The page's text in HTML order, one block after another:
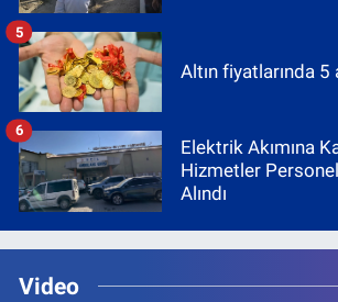
Altın fiyatlarında
5
Elektrik Akımına
Hizmetler
Alındı
6
Video